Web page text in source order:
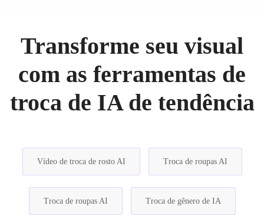
Transforme seu visual
com as ferramentas de
troca de IA de tendência
Vídeo de troca de rosto AI Troca de roupas AI
Troca de roupas AI Troca de gênero de IA